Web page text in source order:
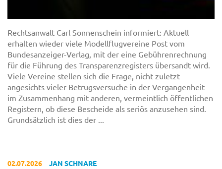
Rechtsanwalt Carl Sonnenschein informiert: Aktuell
erhalten wieder viele Modellflugvereine Post vom
Bundesanzeiger-Verlag, mit der eine Gebührenrechnung
für die Führung des Transparenzregisters übersandt wird.
Viele Vereine stellen sich die Frage, nicht zuletzt
angesichts vieler Betrugsversuche in der Vergangenheit
im Zusammenhang mit anderen, vermeintlich öffentlichen
Registern, ob diese Bescheide als seriös anzusehen sind.
Grundsätzlich ist dies der ...
02.07.2026 JAN SCHNARE